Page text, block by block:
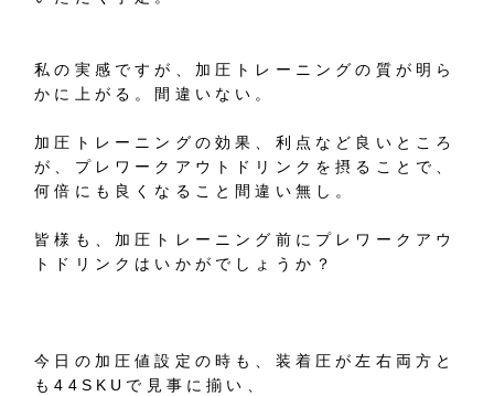
私の実感ですが、加圧トレーニングの質が明ら
かに上がる。間違いない。
加圧トレーニングの効果、利点など良いところ
が、プレワークアウトドリンクを摂ることで、
何倍にも良くなること間違い無し。
皆様も、加圧トレーニング前にプレワークアウ
トドリンクはいかがでしょうか？
今日の加圧値設定の時も、装着圧が左右両方と
も44SKUで見事に揃い、